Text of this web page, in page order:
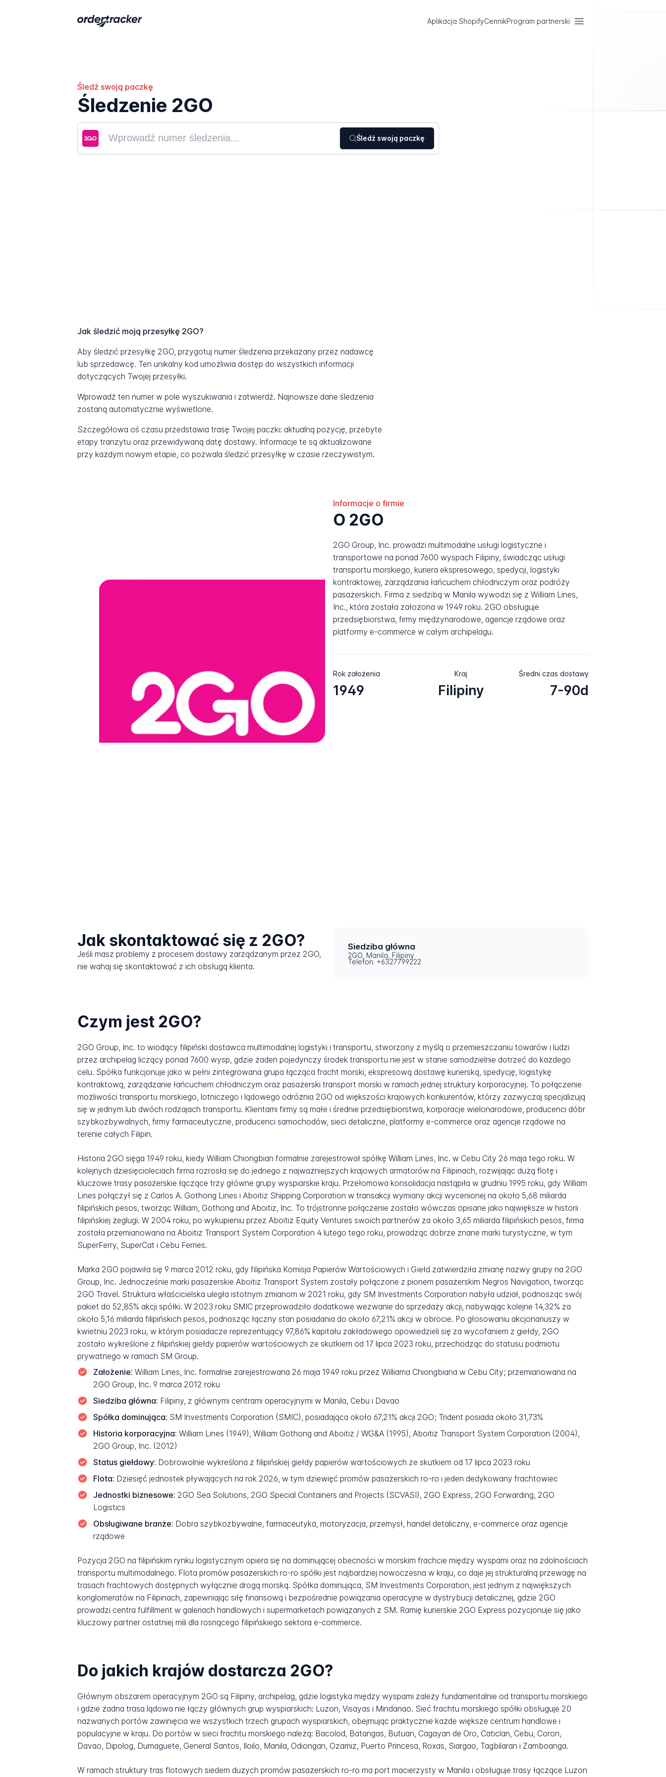
Aplikacja ShopifyCennikProgram partnerski
Śledź swoją paczkę
Śledzenie 2GO
Śledź swoją paczkę
Jak śledzić moją przesyłkę 2GO?
Aby śledzić przesyłkę 2GO, przygotuj numer śledzenia przekazany przez nadawcę
lub sprzedawcę. Ten unikalny kod umożliwia dostęp do wszystkich informacji
dotyczących Twojej przesyłki.
Wprowadź ten numer w pole wyszukiwania i zatwierdź. Najnowsze dane śledzenia
zostaną automatycznie wyświetlone.
Szczegółowa oś czasu przedstawia trasę Twojej paczki: aktualną pozycję, przebyte
etapy tranzytu oraz przewidywaną datę dostawy. Informacje te są aktualizowane
przy każdym nowym etapie, co pozwala śledzić przesyłkę w czasie rzeczywistym.
Informacje o firmie
O 2GO
2GO Group, Inc. prowadzi multimodalne usługi logistyczne i
transportowe na ponad 7600 wyspach Filipiny, świadcząc usługi
transportu morskiego, kuriera ekspresowego, spedycji, logistyki
kontraktowej, zarządzania łańcuchem chłodniczym oraz podróży
pasażerskich. Firma z siedzibą w Manila wywodzi się z William Lines,
Inc., która została założona w 1949 roku. 2GO obsługuje
przedsiębiorstwa, firmy międzynarodowe, agencje rządowe oraz
platformy e-commerce w całym archipelagu.
Rok założenia
1949
Kraj
Filipiny
Średni czas dostawy
7-90d
Jak skontaktować się z 2GO?
Jeśli masz problemy z procesem dostawy zarządzanym przez 2GO,
nie wahaj się skontaktować z ich obsługą klienta.
Siedziba główna
2GO, Manila, Filipiny
Telefon: +6327799222
Czym jest 2GO?
2GO Group, Inc. to wiodący filipiński dostawca multimodalnej logistyki i transportu, stworzony z myślą o przemieszczaniu towarów i ludzi
przez archipelag liczący ponad 7600 wysp, gdzie żaden pojedynczy środek transportu nie jest w stanie samodzielnie dotrzeć do każdego
celu. Spółka funkcjonuje jako w pełni zintegrowana grupa łącząca fracht morski, ekspresową dostawę kurierską, spedycję, logistykę
kontraktową, zarządzanie łańcuchem chłodniczym oraz pasażerski transport morski w ramach jednej struktury korporacyjnej. To połączenie
możliwości transportu morskiego, lotniczego i lądowego odróżnia 2GO od większości krajowych konkurentów, którzy zazwyczaj specjalizują
się w jednym lub dwóch rodzajach transportu. Klientami firmy są małe i średnie przedsiębiorstwa, korporacje wielonarodowe, producenci dóbr
szybkozbywalnych, firmy farmaceutyczne, producenci samochodów, sieci detaliczne, platformy e-commerce oraz agencje rządowe na
terenie całych Filipin.
Historia 2GO sięga 1949 roku, kiedy William Chiongbian formalnie zarejestrował spółkę William Lines, Inc. w Cebu City 26 maja tego roku. W
kolejnych dziesięcioleciach firma rozrosła się do jednego z najważniejszych krajowych armatorów na Filipinach, rozwijając dużą flotę i
kluczowe trasy pasażerskie łączące trzy główne grupy wyspiarskie kraju. Przełomowa konsolidacja nastąpiła w grudniu 1995 roku, gdy William
Lines połączył się z Carlos A. Gothong Lines i Aboitiz Shipping Corporation w transakcji wymiany akcji wycenionej na około 5,68 miliarda
filipińskich pesos, tworząc William, Gothong and Aboitiz, Inc. To trójstronne połączenie zostało wówczas opisane jako największe w historii
filipińskiej żeglugi. W 2004 roku, po wykupieniu przez Aboitiz Equity Ventures swoich partnerów za około 3,65 miliarda filipińskich pesos, firma
została przemianowana na Aboitiz Transport System Corporation 4 lutego tego roku, prowadząc dobrze znane marki turystyczne, w tym
SuperFerry, SuperCat i Cebu Ferries.
Marka 2GO pojawiła się 9 marca 2012 roku, gdy filipińska Komisja Papierów Wartościowych i Giełd zatwierdziła zmianę nazwy grupy na 2GO
Group, Inc. Jednocześnie marki pasażerskie Aboitiz Transport System zostały połączone z pionem pasażerskim Negros Navigation, tworząc
2GO Travel. Struktura właścicielska uległa istotnym zmianom w 2021 roku, gdy SM Investments Corporation nabyła udział, podnosząc swój
pakiet do 52,85% akcji spółki. W 2023 roku SMIC przeprowadziło dodatkowe wezwanie do sprzedaży akcji, nabywając kolejne 14,32% za
około 5,16 miliarda filipińskich pesos, podnosząc łączny stan posiadania do około 67,21% akcji w obrocie. Po głosowaniu akcjonariuszy w
kwietniu 2023 roku, w którym posiadacze reprezentujący 97,86% kapitału zakładowego opowiedzieli się za wycofaniem z giełdy, 2GO
zostało wykreślone z filipińskiej giełdy papierów wartościowych ze skutkiem od 17 lipca 2023 roku, przechodząc do statusu podmiotu
prywatnego w ramach SM Group.
Założenie: William Lines, Inc. formalnie zarejestrowana 26 maja 1949 roku przez Williama Chiongbiana w Cebu City; przemianowana na
2GO Group, Inc. 9 marca 2012 roku
Siedziba główna: Filipiny, z głównymi centrami operacyjnymi w Manila, Cebu i Davao
Spółka dominująca: SM Investments Corporation (SMIC), posiadająca około 67,21% akcji 2GO; Trident posiada około 31,73%
Historia korporacyjna: William Lines (1949), William Gothong and Aboitiz / WG&A (1995), Aboitiz Transport System Corporation (2004),
2GO Group, Inc. (2012)
Status giełdowy: Dobrowolnie wykreślona z filipińskiej giełdy papierów wartościowych ze skutkiem od 17 lipca 2023 roku
Flota: Dziesięć jednostek pływających na rok 2026, w tym dziewięć promów pasażerskich ro-ro i jeden dedykowany frachtowiec
Jednostki biznesowe: 2GO Sea Solutions, 2GO Special Containers and Projects (SCVASI), 2GO Express, 2GO Forwarding, 2GO
Logistics
Obsługiwane branże: Dobra szybkozbywalne, farmaceutyka, motoryzacja, przemysł, handel detaliczny, e-commerce oraz agencje
rządowe
Pozycja 2GO na filipińskim rynku logistycznym opiera się na dominującej obecności w morskim frachcie między wyspami oraz na zdolnościach
transportu multimodalnego. Flota promów pasażerskich ro-ro spółki jest najbardziej nowoczesna w kraju, co daje jej strukturalną przewagę na
trasach frachtowych dostępnych wyłącznie drogą morską. Spółka dominująca, SM Investments Corporation, jest jednym z największych
konglomeratów na Filipinach, zapewniając siłę finansową i bezpośrednie powiązania operacyjne w dystrybucji detalicznej, gdzie 2GO
prowadzi centra fulfillment w galeriach handlowych i supermarketach powiązanych z SM. Ramię kurierskie 2GO Express pozycjonuje się jako
kluczowy partner ostatniej mili dla rosnącego filipińskiego sektora e-commerce.
Do jakich krajów dostarcza 2GO?
Głównym obszarem operacyjnym 2GO są Filipiny, archipelag, gdzie logistyka między wyspami zależy fundamentalnie od transportu morskiego
i gdzie żadna trasa lądowa nie łączy głównych grup wyspiarskich: Luzon, Visayas i Mindanao. Sieć frachtu morskiego spółki obsługuje 20
nazwanych portów zawinięcia we wszystkich trzech grupach wyspiarskich, obejmując praktycznie każde większe centrum handlowe i
populacyjne w kraju. Do portów w sieci frachtu morskiego należą: Bacolod, Batangas, Butuan, Cagayan de Oro, Caticlan, Cebu, Coron,
Davao, Dipolog, Dumaguete, General Santos, Iloilo, Manila, Odiongan, Ozamiz, Puerto Princesa, Roxas, Siargao, Tagbilaran i Zamboanga.
W ramach struktury tras flotowych siedem dużych promów pasażerskich ro-ro ma port macierzysty w Manila i obsługuje trasy łączące Luzon